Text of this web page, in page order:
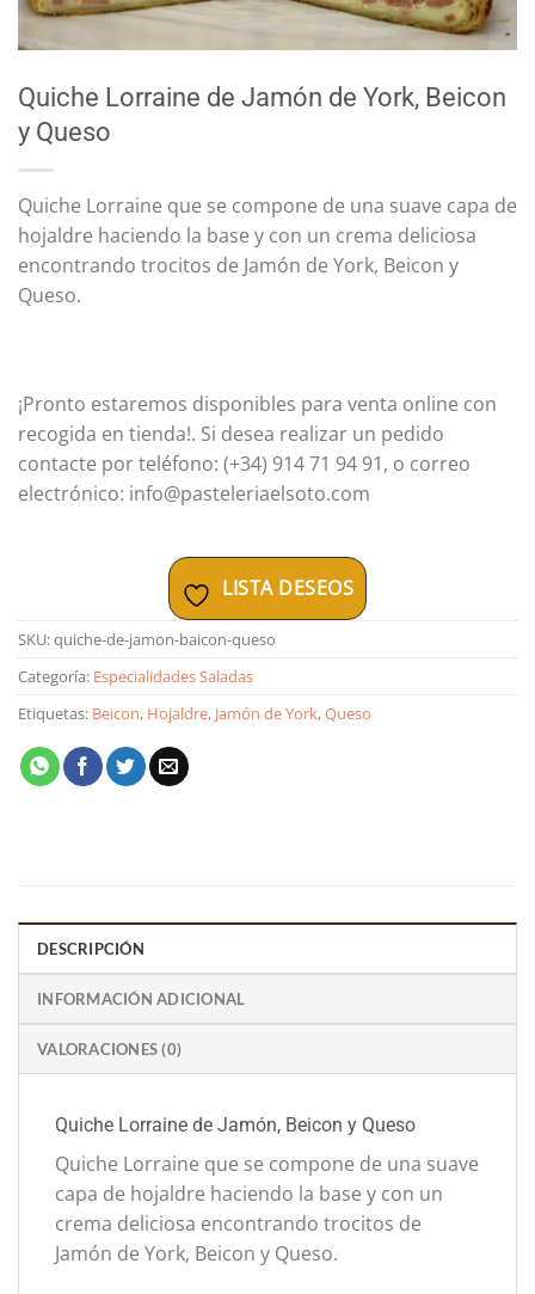
Quiche Lorraine de Jamón de York, Beicon
y Queso
Quiche Lorraine que se compone de una suave capa de
hojaldre haciendo la base y con un crema deliciosa
encontrando trocitos de Jamón de York, Beicon y
Queso.
¡Pronto estaremos disponibles para venta online con
recogida en tienda!. Si desea realizar un pedido
contacte por teléfono: (+34) 914 71 94 91, o correo
electrónico: info@pasteleriaelsoto.com
LISTA DESEOS
SKU:quiche-de-jamon-baicon-queso
Categoría: Especialidades Saladas
Etiquetas: Beicon, Hojaldre, Jamón de York,Queso
DESCRIPCIÓN
INFORMACIÓN ADICIONAL
VALORACIONES (0)
Quiche Lorraine de Jamón, Beicon y Queso
Quiche Lorraine que se compone de una suave
capa de hojaldre haciendo la base y con un
crema deliciosa encontrando trocitos de
Jamón de York, Beicon y Queso.